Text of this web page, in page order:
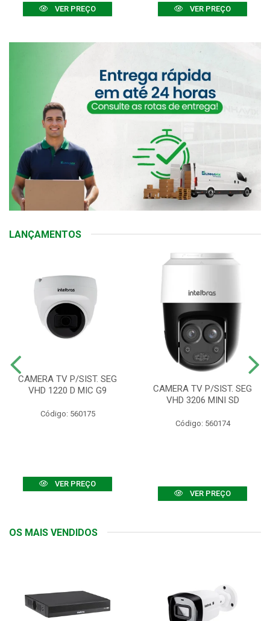
VER PREÇO VER PREÇO
LANÇAMENTOS
CAMERA TV P/SIST. SEG
VHD 1220 D MIC G9
Código: 560175
VER PREÇO
CAMERA TV P/SIST. SEG
VHD 3206 MINI SD
Código: 560174
VER PREÇO
OS MAIS VENDIDOS